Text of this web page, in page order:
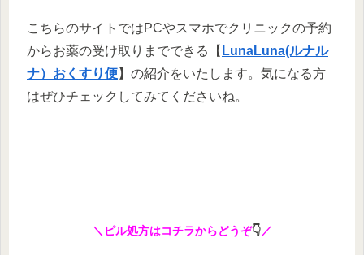
こちらのサイトではPCやスマホでクリニックの予約
からお薬の受け取りまでできる【 LunaLuna(ルナル
ナ）おくすり便】の紹介をいたします。気になる方
はぜひチェックしてみてくださいね。
＼ピル処方はコチラからどうぞ👇／